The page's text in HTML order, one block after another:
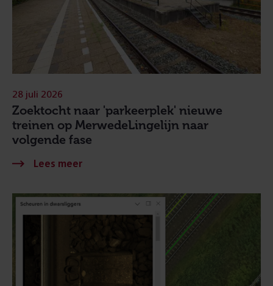
Zoektocht naar 'parkeerplek' nieuwe
treinen op MerwedeLingelijn naar
volgende fase
28 juli 2026